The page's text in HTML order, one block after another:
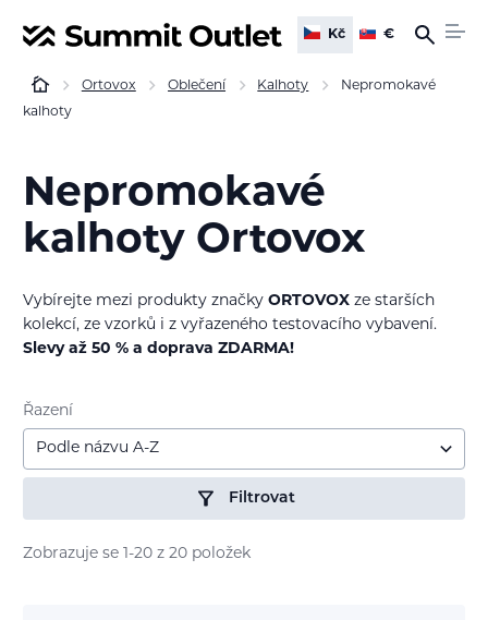
Kč €
Ortovox Oblečení Kalhoty
Nepromokavé
kalhoty
Nepromokavé
kalhoty Ortovox
Vybírejte mezi produkty značky ORTOVOX ze starších
kolekcí, ze vzorků i z vyřazeného testovacího vybavení.
Slevy až 50 % a doprava ZDARMA!
Řazení
Podle názvu A-Z
Filtrovat
Zobrazuje se 1-20 z 20 položek